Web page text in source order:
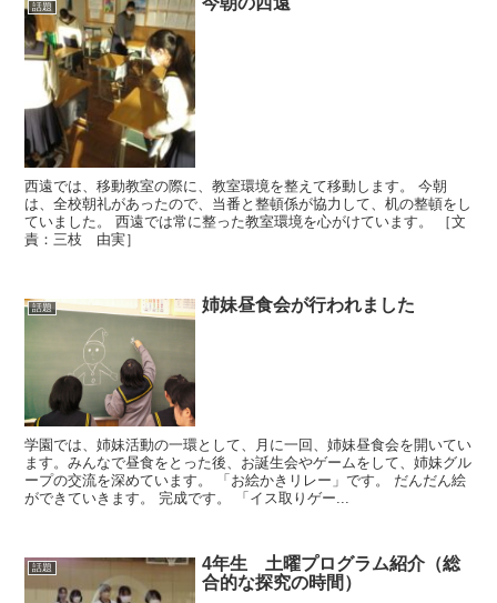
話題
西遠では、移動教室の際に、教室環境を整えて移動します。 今朝
は、全校朝礼があったので、当番と整頓係が協力して、机の整頓をし
ていました。 西遠では常に整った教室環境を心がけています。 ［文
責：三枝 由実］
話題 姉妹昼食会が行われました
学園では、姉妹活動の一環として、月に一回、姉妹昼食会を開いてい
ます。みんなで昼食をとった後、お誕生会やゲームをして、姉妹グル
ープの交流を深めています。 「お絵かきリレー」です。 だんだん絵
ができていきます。 完成です。 「イス取りゲー...
話題
4年生 土曜プログラム紹介（総
合的な探究の時間）